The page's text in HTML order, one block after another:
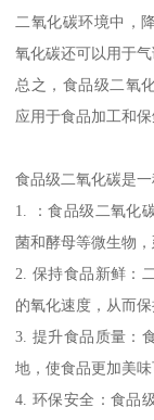
二氧化碳环境中，
氧化碳还可以用于
总之，食品级二氧
应用于食品加工和保
食品级二氧化碳是
1. ：食品级二氧化
菌和酵母等微生物，
2. 保持食品新鲜：
的氧化速度，从而
3. 提升食品质量：
地，使食品更加美味
4. 环保安全：食品